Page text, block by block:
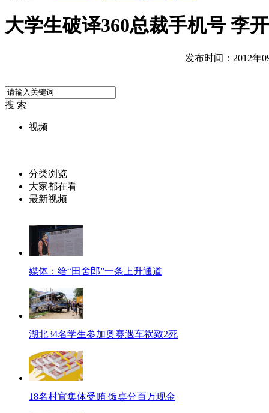
大学生破译360总裁手机号 李
发布时间：2012年
搜 索
视频
分类浏览
大家都在看
最新视频
媒体：给“田舍郎”一条上升通道
湖北34名学生参加奥赛遇车祸致2死
18名村官集体受贿 饭桌分百万现金